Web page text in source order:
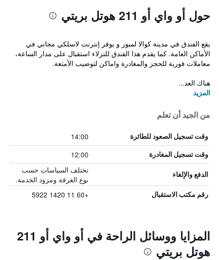
حول أو واي أو 211 هوتل بريتي
يقع الفندق في مدينة كوالا لمبور و يوفر إنترنت لاسلكي مجاني في
الأماكن العامة. كما يقدم هذا الفندق للنزلاء استقبال على مدار الساعة،
معاملات فورية للحجز والمغادرة واماكن لتوضيب الأمتعة.
هناك العد...
المزيد
من الجيد أن تعلم
وقت تسجيل الصعود للطائرة 14:00
وقت تسجيل المغادرة 12:00
الدفع والإلغاء
تختلف السياسات حسب
نوع الغرفة ومزود الخدمة.
رقم مكتب الاستقبال +60 11 1420 5922
المزايا ووسائل الراحة في أو واي أو 211
هوتل بريتي